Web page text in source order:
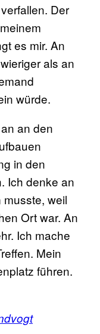
Der
es mir. An
als an
würde.
an den
in den
Ich denke an
weil
Ort war. An
Ich mache
Mein
führen.